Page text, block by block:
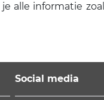
alle informatie
Social media